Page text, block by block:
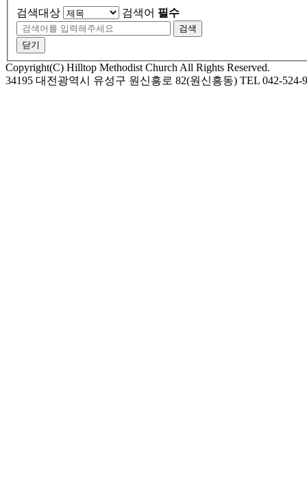
검색대상 검색어 필수
검색
닫기
Copyright(C) Hilltop Methodist Church All Rights Reserved.
34195 대전광역시 유성구 원신흥로 82(원신흥동) TEL 042-524-